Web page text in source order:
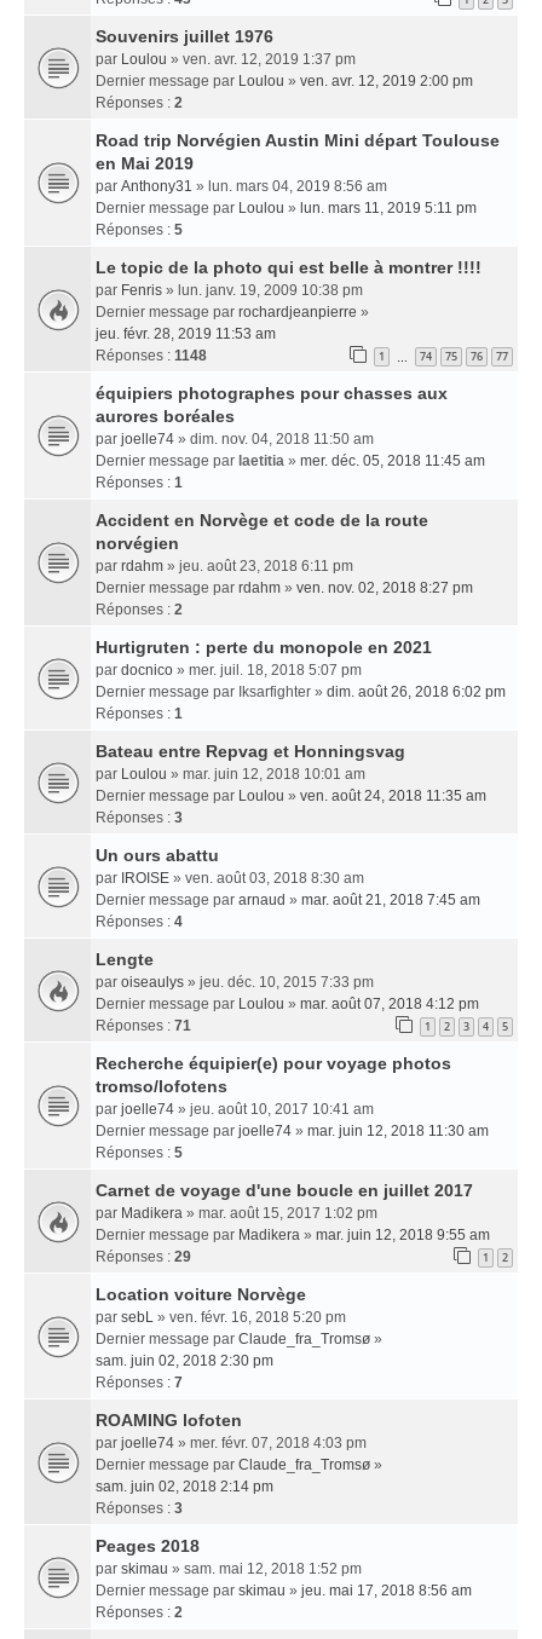
Souvenirs juillet 1976
par Loulou » ven. avr. 12, 2019 1:37 pm
Dernier message par Loulou » ven. avr. 12, 2019 2:00 pm
Réponses : 2
Road trip Norvégien Austin Mini départ Toulouse
en Mai 2019
par Anthony31 » lun. mars 04, 2019 8:56 am
Dernier message par Loulou » lun. mars 11, 2019 5:11 pm
Réponses : 5
Le topic de la photo qui est belle à montrer !!!!
par Fenris » lun. janv. 19, 2009 10:38 pm
Dernier message par rochardjeanpierre »
jeu. févr. 28, 2019 11:53 am
Réponses : 1148 1 … 74 75 76 77
équipiers photographes pour chasses aux
aurores boréales
par joelle74 » dim. nov. 04, 2018 11:50 am
Dernier message par laetitia » mer. déc. 05, 2018 11:45 am
Réponses : 1
Accident en Norvège et code de la route
norvégien
par rdahm » jeu. août 23, 2018 6:11 pm
Dernier message par rdahm » ven. nov. 02, 2018 8:27 pm
Réponses : 2
Hurtigruten : perte du monopole en 2021
par docnico » mer. juil. 18, 2018 5:07 pm
Dernier message par Iksarfighter » dim. août 26, 2018 6:02 pm
Réponses : 1
Bateau entre Repvag et Honningsvag
par Loulou » mar. juin 12, 2018 10:01 am
Dernier message par Loulou » ven. août 24, 2018 11:35 am
Réponses : 3
Un ours abattu
par IROISE » ven. août 03, 2018 8:30 am
Dernier message par arnaud » mar. août 21, 2018 7:45 am
Réponses : 4
Lengte
par oiseaulys » jeu. déc. 10, 2015 7:33 pm
Dernier message par Loulou » mar. août 07, 2018 4:12 pm
Réponses : 71 1 2 3 4 5
Recherche équipier(e) pour voyage photos
tromso/lofotens
par joelle74 » jeu. août 10, 2017 10:41 am
Dernier message par joelle74 » mar. juin 12, 2018 11:30 am
Réponses : 5
Carnet de voyage d'une boucle en juillet 2017
par Madikera » mar. août 15, 2017 1:02 pm
Dernier message par Madikera » mar. juin 12, 2018 9:55 am
Réponses : 29 1 2
Location voiture Norvège
par sebL » ven. févr. 16, 2018 5:20 pm
Dernier message par Claude_fra_Tromsø »
sam. juin 02, 2018 2:30 pm
Réponses : 7
ROAMING lofoten
par joelle74 » mer. févr. 07, 2018 4:03 pm
Dernier message par Claude_fra_Tromsø »
sam. juin 02, 2018 2:14 pm
Réponses : 3
Peages 2018
par skimau » sam. mai 12, 2018 1:52 pm
Dernier message par skimau » jeu. mai 17, 2018 8:56 am
Réponses : 2